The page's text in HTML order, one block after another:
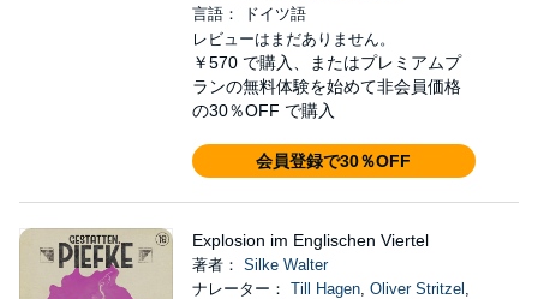
言語： ドイツ語
レビューはまだありません。
￥570 で購入、またはプレミアムプ
ランの無料体験を始めて非会員価格
の30％OFF で購入
会員登録で30％OFF
Explosion im Englischen Viertel
著者： Silke Walter
ナレーター： Till Hagen, Oliver Stritzel ,